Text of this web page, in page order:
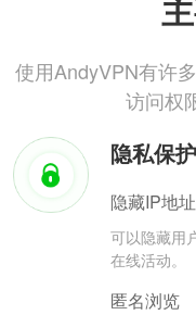
使用AndyVPN有许
访问权
隐私保护
隐藏IP地址
可以隐藏用
在线活动。
匿名浏览